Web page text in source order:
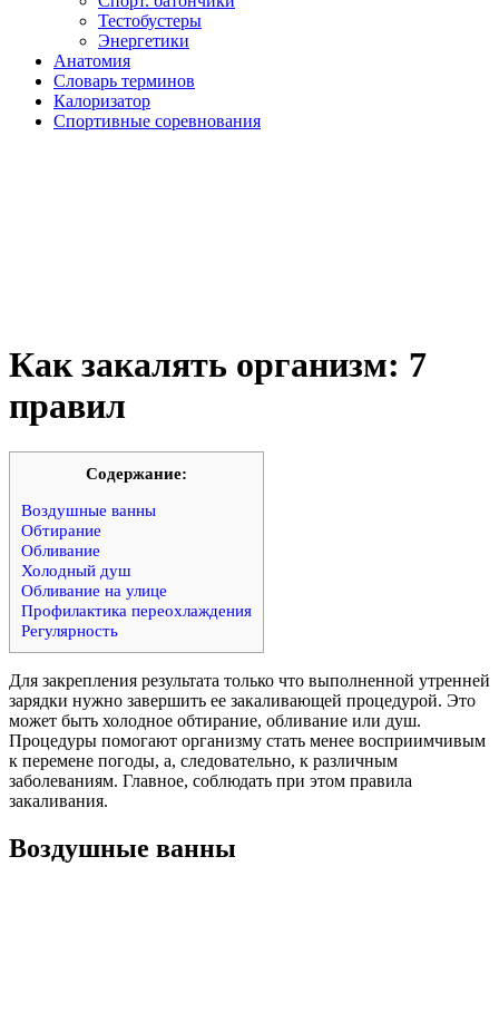
Тестобустеры
Энергетики
Анатомия
Словарь терминов
Калоризатор
Спортивные соревнования
Как закалять организм: 7
правил
Cодержание:
Воздушные ванны
Обтирание
Обливание
Холодный душ
Обливание на улице
Профилактика переохлаждения
Регулярность
Для закрепления результата только что выполненной утренней
зарядки нужно завершить ее закаливающей процедурой. Это
может быть холодное обтирание, обливание или душ.
Процедуры помогают организму стать менее восприимчивым
к перемене погоды, а, следовательно, к различным
заболеваниям. Главное, соблюдать при этом правила
закаливания.
Воздушные ванны